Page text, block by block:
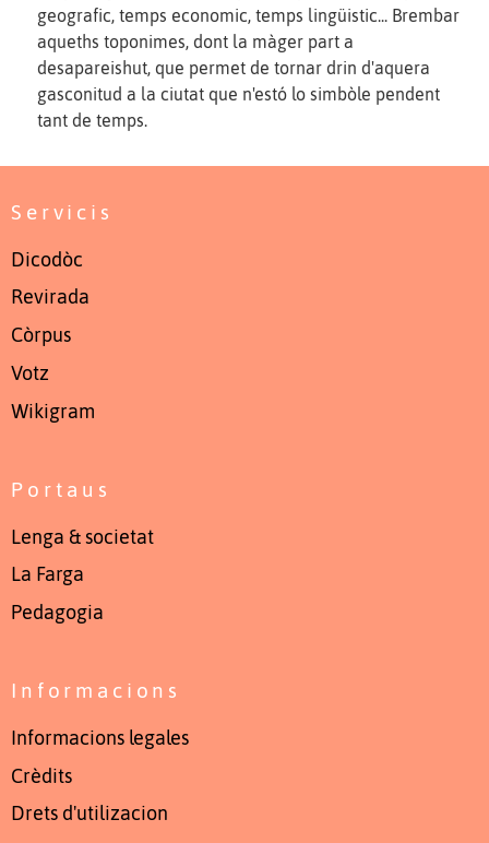
geografic, temps economic, temps lingüistic... Brembar
aqueths toponimes, dont la màger part a
desapareishut, que permet de tornar drin d'aquera
gasconitud a la ciutat que n'estó lo simbòle pendent
tant de temps.
Servicis
Dicodòc
Revirada
Còrpus
Votz
Wikigram
Portaus
Lenga & societat
La Farga
Pedagogia
Informacions
Informacions legales
Crèdits
Drets d'utilizacion